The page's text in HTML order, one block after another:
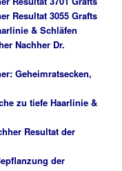
Resultat 3055 Grafts
& Schläfen
Nachher Dr.
Geheimratsecken,
zu tiefe Haarlinie &
Resultat der
der